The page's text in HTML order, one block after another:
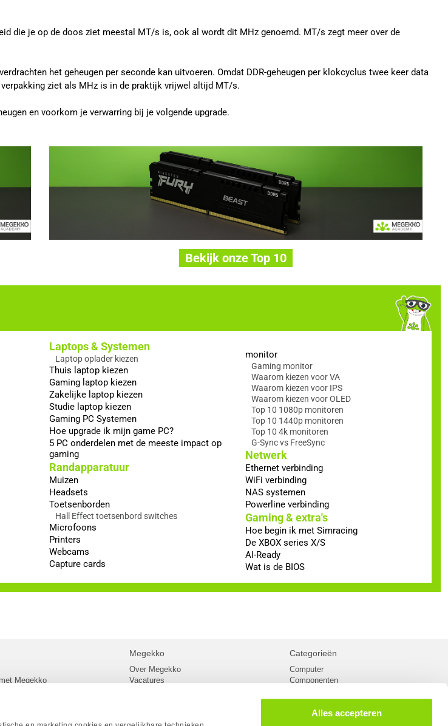
Alles accepteren
die je op de doos ziet meestal MT/s is, ook al wordt dit MHz genoemd. MT/s zegt meer over de
het geheugen per seconde kan uitvoeren. Omdat DDR-geheugen per klokcyclus twee keer data
ziet als MHz is in de praktijk vrijwel altijd MT/s.
en voorkom je verwarring bij je volgende upgrade.
Bekijk onze Top 10
Laptops & Systemen
Laptop oplader kiezen
Thuis laptop kiezen
Gaming laptop kiezen
Zakelijke laptop kiezen
Studie laptop kiezen
Gaming PC Systemen
Hoe upgrade ik mijn game PC?
5 PC onderdelen met de meeste impact op
gaming
Randapparatuur
Muizen
Headsets
Toetsenborden
Hall Effect toetsenbord switches
Microfoons
Printers
Webcams
Capture cards
monitor
Gaming monitor
Waarom kiezen voor VA
Waarom kiezen voor IPS
Waarom kiezen voor OLED
Top 10 1080p monitoren
Top 10 1440p monitoren
Top 10 4k monitoren
G-Sync vs FreeSync
Netwerk
Ethernet verbinding
WiFi verbinding
NAS systemen
Powerline verbinding
Gaming & extra's
Hoe begin ik met Simracing
De XBOX series X/S
AI-Ready
Wat is de BIOS
met Megekko
Megekko
Over Megekko
Vacatures
Sitemap
Categorieën
Computer
Componenten
Kabels
Netwerk